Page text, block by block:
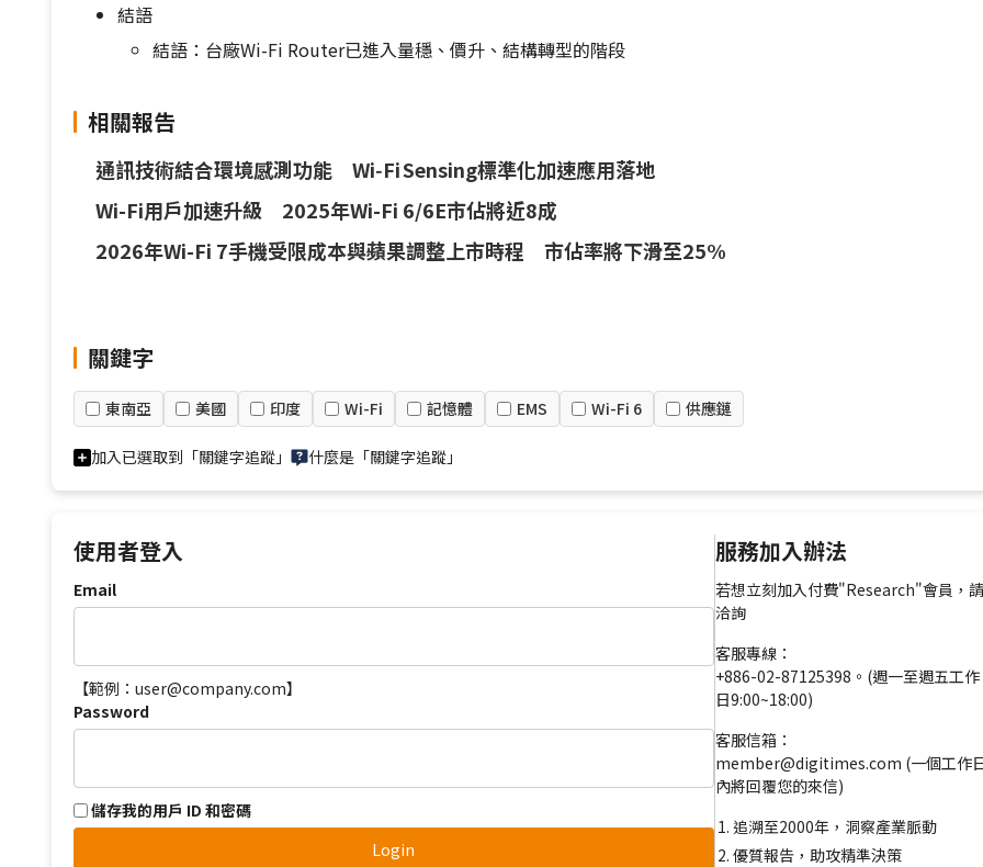
結語
結語：台廠Wi-Fi Router已進入量穩、價升、結構轉型的階段
相關報告
通訊技術結合環境感測功能 Wi‑Fi Sensing標準化加速應用落地
Wi-Fi用戶加速升級 2025年Wi-Fi 6/6E市佔將近8成
2026年Wi-Fi 7手機受限成本與蘋果調整上市時程 市佔率將下滑至25%
關鍵字
東南亞 美國 印度 Wi-Fi 記憶體 EMS Wi-Fi 6 供應鏈
加入已選取到「關鍵字追蹤」 什麼是「關鍵字追蹤」
使用者登入
Email
【範例：user@company.com】
Password
儲存我的用戶 ID 和密碼
Login
服務加入辦法
若想立刻加入付費"Research"會員，請
洽詢
客服專線：
+886-02-87125398。(週一至週五工作
日9:00~18:00)
客服信箱：
member@digitimes.com (一個工作
內將回覆您的來信)
追溯至2000年，洞察產業脈動
優質報告，助攻精準決策